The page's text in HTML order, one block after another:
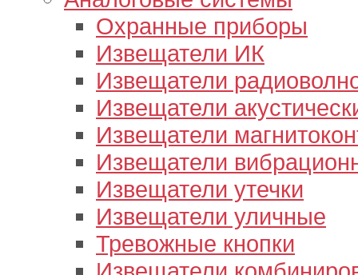
Охранные приборы
Извещатели ИК
Извещатели
Извещатели
Извещатели
Извещатели
Извещатели утечки
Извещатели уличные
Тревожные кнопки